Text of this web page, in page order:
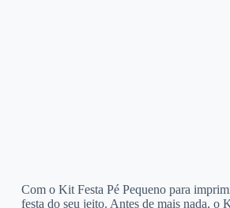
Com o Kit Festa Pé Pequeno para
festa do seu jeito. Antes de mais nada, o